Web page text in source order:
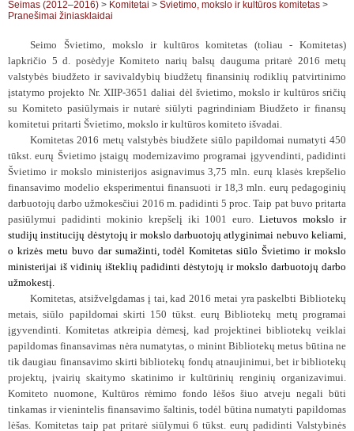
Seimas (2012–2016) > Komitetai > Švietimo, mokslo ir kultūros komitetas >
Pranešimai žiniasklaidai
Seimo Švietimo, mokslo ir kultūros komitetas (toliau - Komitetas)
lapkričio 5 d. posėdyje Komiteto narių balsų dauguma pritarė 2016 metų
valstybės biudžeto ir savivaldybių biudžetų finansinių rodiklių patvirtinimo
įstatymo projekto Nr. XIIP-3651 daliai dėl švietimo, mokslo ir kultūros sričių
su Komiteto pasiūlymais ir nutarė siūlyti pagrindiniam Biudžeto ir finansų
komitetui pritarti Švietimo, mokslo ir kultūros komiteto išvadai.
Komitetas 2016 metų valstybės biudžete siūlo papildomai numatyti 450
tūkst. eurų Švietimo įstaigų modernizavimo programai įgyvendinti, padidinti
Švietimo ir mokslo ministerijos asignavimus 3,75 mln. eurų klasės krepšelio
finansavimo modelio eksperimentui finansuoti ir 18,3 mln. eurų pedagoginių
darbuotojų darbo užmokesčiui 2016 m. padidinti 5 proc. Taip pat buvo pritarta
pasiūlymui padidinti mokinio krepšelį iki 1001 euro. Lietuvos mokslo ir
studijų institucijų dėstytojų ir mokslo darbuotojų atlyginimai nebuvo keliami,
o krizės metu buvo dar sumažinti, todėl Komitetas siūlo Švietimo ir mokslo
ministerijai iš vidinių išteklių padidinti dėstytojų ir mokslo darbuotojų darbo
užmokestį.
Komitetas, atsižvelgdamas į tai, kad 2016 metai yra paskelbti Bibliotekų
metais, siūlo papildomai skirti 150 tūkst. eurų Bibliotekų metų programai
įgyvendinti. Komitetas atkreipia dėmesį, kad projektinei bibliotekų veiklai
papildomas finansavimas nėra numatytas, o minint Bibliotekų metus būtina ne
tik daugiau finansavimo skirti bibliotekų fondų atnaujinimui, bet ir bibliotekų
projektų, įvairių skaitymo skatinimo ir kultūrinių renginių organizavimui.
Komiteto nuomone, Kultūros rėmimo fondo lėšos šiuo atveju negali būti
tinkamas ir vienintelis finansavimo šaltinis, todėl būtina numatyti papildomas
lėšas. Komitetas taip pat pritarė siūlymui 6 tūkst. eurų padidinti Valstybinės